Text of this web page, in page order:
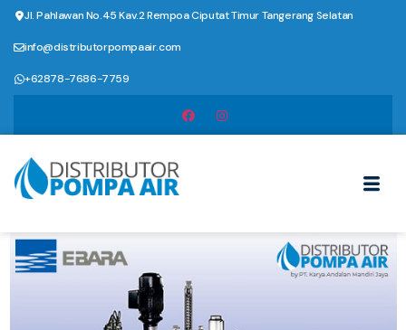
Jl. Pahlawan No.45 Kav.2 Rempoa Ciputat Timur Tangerang Selatan
info@distributorpompaair.com
+62878-7686-7759